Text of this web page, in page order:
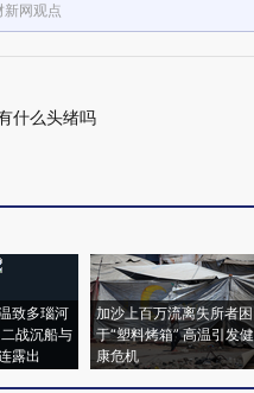
新网观点
什么头绪吗
致多瑙河
战沉船与
露出
加沙上百万流离失所者困
于“塑料烤箱” 高温引发健
康危机